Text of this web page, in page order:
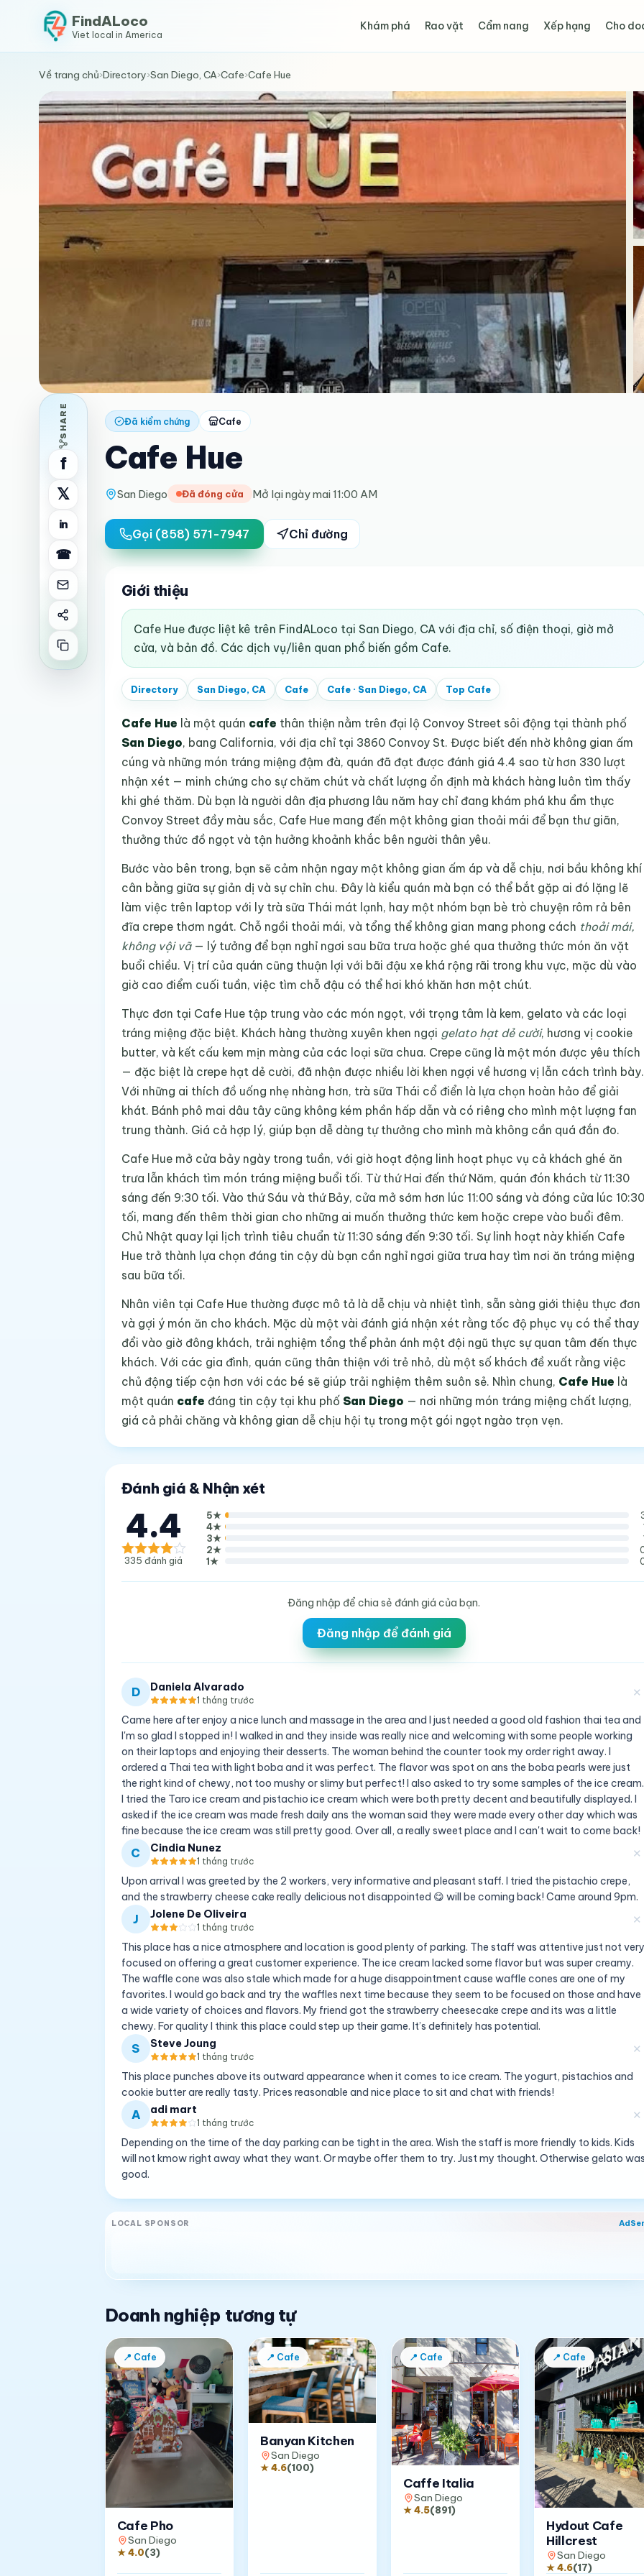
FindALoco
Viet local in America
Khám phá Rao vặt Cẩm nang Xếp hạng Cho
Về trang chủ›Directory›San Diego, CA›Cafe›Cafe Hue
SHARE
f
𝕏
in
☎
Đã kiểm chứng Cafe
Cafe Hue
San Diego Đã đóng cửa Mở lại ngày mai 11:00 AM
Gọi (858) 571-7947 Chỉ đường
Giới thiệu
Cafe Hue được liệt kê trên FindALoco tại San Diego, CA với địa chỉ, số điện thoại, giờ mở
cửa, và bản đồ. Các dịch vụ/liên quan phổ biến gồm Cafe.
Directory San Diego, CA Cafe Cafe· San Diego, CA Top Cafe
Cafe Hue là một quán cafe thân thiện nằm trên đại lộ Convoy Street sôi động tại thành phố
San Diego, bang California, với địa chỉ tại 3860 Convoy St. Được biết đến nhờ không gian ấm
cúng và những món tráng miệng đậm đà, quán đã đạt được đánh giá 4.4 sao từ hơn 330 lượt
nhận xét — minh chứng cho sự chăm chút và chất lượng ổn định mà khách hàng luôn tìm thấy
khi ghé thăm. Dù bạn là người dân địa phương lâu năm hay chỉ đang khám phá khu ẩm thực
Convoy Street đầy màu sắc, Cafe Hue mang đến một không gian thoải mái để bạn thư giãn,
thưởng thức đồ ngọt và tận hưởng khoảnh khắc bên người thân yêu.
Bước vào bên trong, bạn sẽ cảm nhận ngay một không gian ấm áp và dễ chịu, nơi bầu không khí
cân bằng giữa sự giản dị và sự chỉn chu. Đây là kiểu quán mà bạn có thể bắt gặp ai đó lặng lẽ
làm việc trên laptop với ly trà sữa Thái mát lạnh, hay một nhóm bạn bè trò chuyện rôm rả bên
đĩa crepe thơm ngát. Chỗ ngồi thoải mái, và tổng thể không gian mang phong cách thoải mái,
không vội vã— lý tưởng để bạn nghỉ ngơi sau bữa trưa hoặc ghé qua thưởng thức món ăn vặt
buổi chiều. Vị trí của quán cũng thuận lợi với bãi đậu xe khá rộng rãi trong khu vực, mặc dù vào
giờ cao điểm cuối tuần, việc tìm chỗ đậu có thể hơi khó khăn hơn một chút.
Thực đơn tại Cafe Hue tập trung vào các món ngọt, với trọng tâm là kem, gelato và các loại
tráng miệng đặc biệt. Khách hàng thường xuyên khen ngợi gelato hạt dẻ cười, hương vị cookie
butter, và kết cấu kem mịn màng của các loại sữa chua. Crepe cũng là một món được yêu thích
— đặc biệt là crepe hạt dẻ cười, đã nhận được nhiều lời khen ngợi về hương vị lẫn cách trình bày.
Với những ai thích đồ uống nhẹ nhàng hơn, trà sữa Thái cổ điển là lựa chọn hoàn hảo để giải
khát. Bánh phô mai dâu tây cũng không kém phần hấp dẫn và có riêng cho mình một lượng fan
trung thành. Giá cả hợp lý, giúp bạn dễ dàng tự thưởng cho mình mà không cần quá đắn đo.
Cafe Hue mở cửa bảy ngày trong tuần, với giờ hoạt động linh hoạt phục vụ cả khách ghé ăn
trưa lẫn khách tìm món tráng miệng buổi tối. Từ thứ Hai đến thứ Năm, quán đón khách từ 11:30
sáng đến 9:30 tối. Vào thứ Sáu và thứ Bảy, cửa mở sớm hơn lúc 11:00 sáng và đóng cửa lúc 10:30
tối, mang đến thêm thời gian cho những ai muốn thưởng thức kem hoặc crepe vào buổi đêm.
Chủ Nhật quay lại lịch trình tiêu chuẩn từ 11:30 sáng đến 9:30 tối. Sự linh hoạt này khiến Cafe
Hue trở thành lựa chọn đáng tin cậy dù bạn cần nghỉ ngơi giữa trưa hay tìm nơi ăn tráng miệng
sau bữa tối.
Nhân viên tại Cafe Hue thường được mô tả là dễ chịu và nhiệt tình, sẵn sàng giới thiệu thực đơn
và gợi ý món ăn cho khách. Mặc dù một vài đánh giá nhận xét rằng tốc độ phục vụ có thể thay
đổi vào giờ đông khách, trải nghiệm tổng thể phản ánh một đội ngũ thực sự quan tâm đến thực
khách. Với các gia đình, quán cũng thân thiện với trẻ nhỏ, dù một số khách đề xuất rằng việc
chủ động tiếp cận hơn với các bé sẽ giúp trải nghiệm thêm suôn sẻ. Nhìn chung, Cafe Hue là
một quán cafe đáng tin cậy tại khu phố San Diego — nơi những món tráng miệng chất lượng,
giá cả phải chăng và không gian dễ chịu hội tụ trong một gói ngọt ngào trọn vẹn.
Đánh giá & Nhận xét
4.4
335 đánh giá
5★
4★
3★
2★
1★
Đăng nhập để chia sẻ đánh giá của bạn.
Đăng nhập để đánh giá
D Daniela Alvarado
1 tháng trước
✕
Came here after enjoy a nice lunch and massage in the area and I just needed a good old fashion thai tea and
I'm so glad I stopped in! I walked in and they inside was really nice and welcoming with some people working
on their laptops and enjoying their desserts. The woman behind the counter took my order right away. I
ordered a Thai tea with light boba and it was perfect. The flavor was spot on ans the boba pearls were just
the right kind of chewy, not too mushy or slimy but perfect! I also asked to try some samples of the ice cream.
I tried the Taro ice cream and pistachio ice cream which were both pretty decent and beautifully displayed. I
asked if the ice cream was made fresh daily ans the woman said they were made every other day which was
fine because the ice cream was still pretty good. Over all, a really sweet place and I can't wait to come back!
C Cindia Nunez
1 tháng trước
✕
Upon arrival I was greeted by the 2 workers, very informative and pleasant staff. I tried the pistachio crepe,
and the strawberry cheese cake really delicious not disappointed 😋 will be coming back! Came around 9pm.
J Jolene De Oliveira
1 tháng trước
✕
This place has a nice atmosphere and location is good plenty of parking. The staff was attentive just not very
focused on offering a great customer experience. The ice cream lacked some flavor but was super creamy.
The waffle cone was also stale which made for a huge disappointment cause waffle cones are one of my
favorites. I would go back and try the waffles next time because they seem to be focused on those and have
a wide variety of choices and flavors. My friend got the strawberry cheesecake crepe and its was a little
chewy. For quality I think this place could step up their game. It’s definitely has potential.
S Steve Joung
1 tháng trước
✕
This place punches above its outward appearance when it comes to ice cream. The yogurt, pistachios and
cookie butter are really tasty. Prices reasonable and nice place to sit and chat with friends!
A adi mart
1 tháng trước
✕
Depending on the time of the day parking can be tight in the area. Wish the staff is more friendly to kids. Kids
will not kmow right away what they want. Or maybe offer them to try. Just my thought. Otherwise gelato was
good.
LOCAL SPONSOR
Doanh nghiệp tương tự
📍 Cafe
Cafe Pho
San Diego
★4.0(3)
📍 Cafe
Banyan Kitchen
San Diego
★4.6(100)
📍 Cafe
Caffe Italia
San Diego
★4.5(891)
📍 Cafe
Hydout Cafe
Hillcrest
San Diego
★4.6(17)